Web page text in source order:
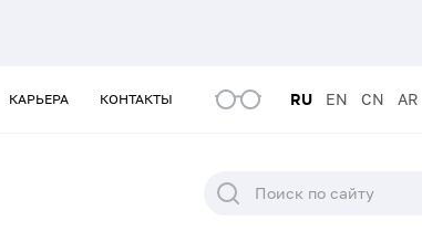
КАРЬЕРА КОНТАКТЫ RU EN CN AR